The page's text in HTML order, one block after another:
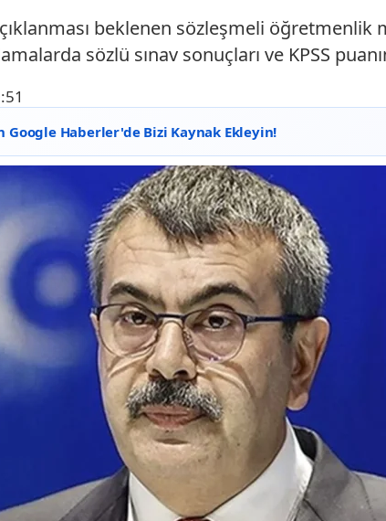
beklenen sözleşmeli
sözlü sınav sonuçları ve KPSS
Haberler'de Bizi Kaynak Ekleyin!